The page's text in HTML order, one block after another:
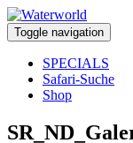
Toggle navigation
SPECIALS
Safari-Suche
Shop